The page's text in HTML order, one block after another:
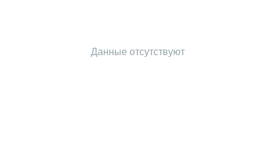
Данные отсутствуют